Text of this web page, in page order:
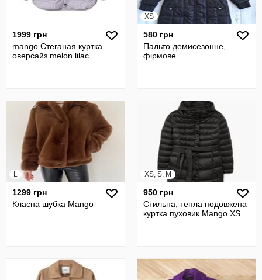
1999 грн
mango Стеганая куртка
оверсайз melon lilac
XS
580 грн
Пальто демисезонне,
фірмове
L
1299 грн
Класна шубка Mango
XS, S, M
950 грн
Стильна, тепла подовжена
куртка пуховик Mango XS